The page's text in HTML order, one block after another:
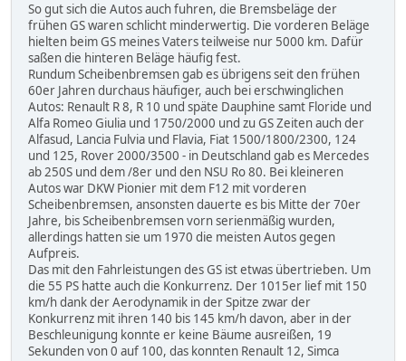
So gut sich die Autos auch fuhren, die Bremsbeläge der
frühen GS waren schlicht minderwertig. Die vorderen Beläge
hielten beim GS meines Vaters teilweise nur 5000 km. Dafür
saßen die hinteren Beläge häufig fest.
Rundum Scheibenbremsen gab es übrigens seit den frühen
60er Jahren durchaus häufiger, auch bei erschwinglichen
Autos: Renault R 8, R 10 und späte Dauphine samt Floride und
Alfa Romeo Giulia und 1750/2000 und zu GS Zeiten auch der
Alfasud, Lancia Fulvia und Flavia, Fiat 1500/1800/2300, 124
und 125, Rover 2000/3500 - in Deutschland gab es Mercedes
ab 250S und dem /8er und den NSU Ro 80. Bei kleineren
Autos war DKW Pionier mit dem F12 mit vorderen
Scheibenbremsen, ansonsten dauerte es bis Mitte der 70er
Jahre, bis Scheibenbremsen vorn serienmäßig wurden,
allerdings hatten sie um 1970 die meisten Autos gegen
Aufpreis.
Das mit den Fahrleistungen des GS ist etwas übertrieben. Um
die 55 PS hatte auch die Konkurrenz. Der 1015er lief mit 150
km/h dank der Aerodynamik in der Spitze zwar der
Konkurrenz mit ihren 140 bis 145 km/h davon, aber in der
Beschleunigung konnte er keine Bäume ausreißen, 19
Sekunden von 0 auf 100, das konnten Renault 12, Simca